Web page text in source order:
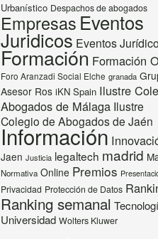
Urbanístico Despachos de abogados
Empresas Eventos
Juridicos Eventos
Formación Formación
Foro Aranzadi Social Elche granada
Asesor Ros iKN Spain Ilustre
Abogados de Málaga Ilustre
Colegio de Abogados de Jaén
Información
Jaen Justicia legaltech madrid
Normativa Online Premios
Privacidad Protección de Datos
Ranking semanal
Universidad Wolters Kluwer